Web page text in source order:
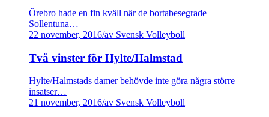
Örebro hade en fin kväll när de bortabesegrade
Sollentuna…
22 november, 2016/av Svensk Volleyboll
Två vinster för Hylte/Halmstad
Hylte/Halmstads damer behövde inte göra några större
insatser…
21 november, 2016/av Svensk Volleyboll